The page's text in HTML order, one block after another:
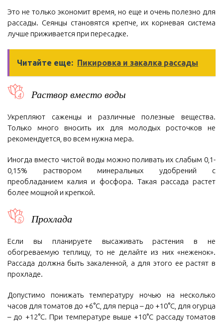
Это не только экономит время, но еще и очень полезно для
рассады. Сеянцы становятся крепче, их корневая система
лучше приживается при пересадке.
Читайте еще: Пикировка и закалка рассады
Раствор вместо воды
Укрепляют саженцы и различные полезные вещества.
Только много вносить их для молодых росточков не
рекомендуется, во всем нужна мера.
Иногда вместо чистой воды можно поливать их слабым 0,1-
0,15% раствором минеральных удобрений с
преобладанием калия и фосфора. Такая рассада растет
более мощной и крепкой.
Прохлада
Если вы планируете высаживать растения в не
обогреваемую теплицу, то не делайте из них «неженок».
Рассада должна быть закаленной, а для этого ее растят в
прохладе.
Допустимо понижать температуру ночью на несколько
часов для томатов до +6°С, для перца – до +10°С, для огурца
– до +12°С. При температуре выше +10°С рассаду томатов